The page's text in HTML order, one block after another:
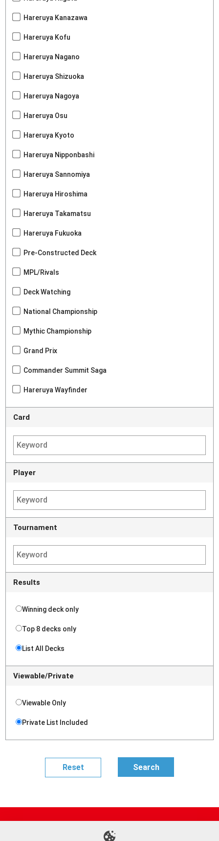
Hareruya Kanazawa
Hareruya Kofu
Hareruya Nagano
Hareruya Shizuoka
Hareruya Nagoya
Hareruya Osu
Hareruya Kyoto
Hareruya Nipponbashi
Hareruya Sannomiya
Hareruya Hiroshima
Hareruya Takamatsu
Hareruya Fukuoka
Pre-Constructed Deck
MPL/Rivals
Deck Watching
National Championship
Mythic Championship
Grand Prix
Commander Summit Saga
Hareruya Wayfinder
Card
Player
Tournament
Results
Winning deck only
Top 8 decks only
List All Decks
Viewable/Private
Viewable Only
Private List Included